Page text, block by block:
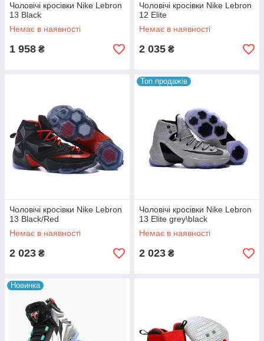
Чоловічі кросівки Nike Lebron
13 Black
Немає в наявності
1 958 ₴
Чоловічі кросівки Nike Lebron
12 Elite
Немає в наявності
2 035 ₴
Чоловічі кросівки Nike Lebron
13 Black/Red
Немає в наявності
2 023 ₴
Топ продажів
Чоловічі кросівки Nike Lebron
13 Elite grey\black
Немає в наявності
2 023 ₴
Новинка